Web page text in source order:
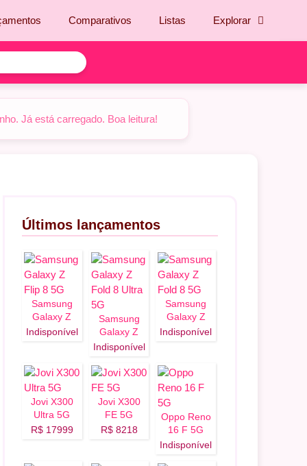
Comparativos Listas Explorar
Já está carregado. Boa leitura!
16/2048 GB
256 GB, 12/512 GB, 16/1048 GB, 16/2048 GB
Últimos lançamentos
Samsung
Galaxy Z
Flip 8 5G
Indisponível
Samsung
Galaxy Z
Fold 8 Ultra
Indisponível
Samsung
Galaxy Z
Fold 8 5G
Indisponível
Jovi X300
Ultra 5G
R$ 17999
Jovi X300
FE 5G
R$ 8218
Oppo Reno
16 F 5G
Indisponível